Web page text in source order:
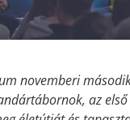
novemberi
az